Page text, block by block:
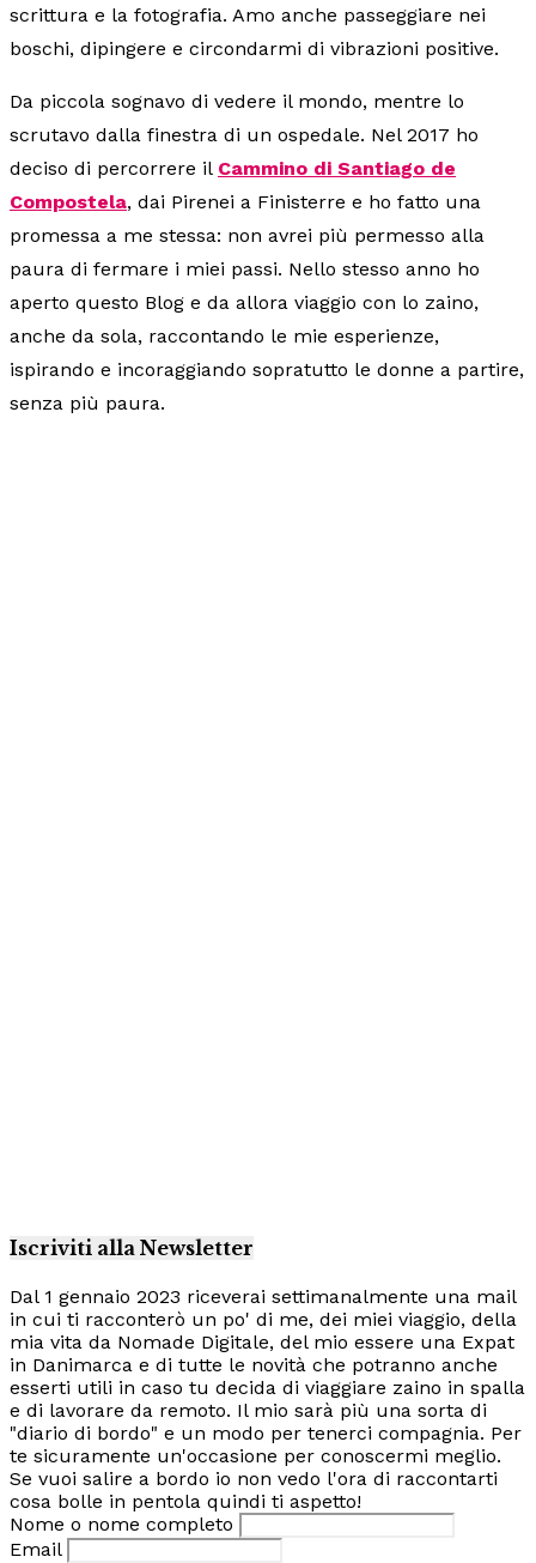
scrittura e la fotografia. Amo anche passeggiare nei
boschi, dipingere e circondarmi di vibrazioni positive.
Da piccola sognavo di vedere il mondo, mentre lo
scrutavo dalla finestra di un ospedale. Nel 2017 ho
deciso di percorrere il Cammino di Santiago de
Compostela, dai Pirenei a Finisterre e ho fatto una
promessa a me stessa: non avrei più permesso alla
paura di fermare i miei passi. Nello stesso anno ho
aperto questo Blog e da allora viaggio con lo zaino,
anche da sola, raccontando le mie esperienze,
ispirando e incoraggiando sopratutto le donne a partire,
senza più paura.
Iscriviti alla Newsletter
Dal 1 gennaio 2023 riceverai settimanalmente una mail
in cui ti racconterò un po' di me, dei miei viaggio, della
mia vita da Nomade Digitale, del mio essere una Expat
in Danimarca e di tutte le novità che potranno anche
esserti utili in caso tu decida di viaggiare zaino in spalla
e di lavorare da remoto. Il mio sarà più una sorta di
"diario di bordo" e un modo per tenerci compagnia. Per
te sicuramente un'occasione per conoscermi meglio.
Se vuoi salire a bordo io non vedo l'ora di raccontarti
cosa bolle in pentola quindi ti aspetto!
Nome o nome completo
Email